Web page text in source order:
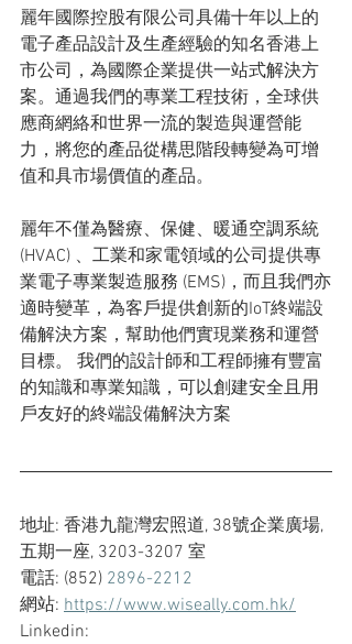
麗年國際控股有限公司具備十年以上的
電子產品設計及生產經驗的知名香港上
市公司，為國際企業提供一站式解決方
案。通過我們的專業工程技術，全球供
應商網絡和世界一流的製造與運營能
力，將您的產品從構思階段轉變為可增
值和具市場價值的產品。
麗年不僅為醫療、保健、暖通空調系統
(HVAC) 、工業和家電領域的公司提供專
業電子專業製造服務 (EMS)，而且我們亦
適時變革，為客戶提供創新的IoT終端設
備解決方案，幫助他們實現業務和運營
目標。 我們的設計師和工程師擁有豐富
的知識和專業知識，可以創建安全且用
戶友好的終端設備解決方案
地址: 香港九龍灣宏照道, 38號企業廣場,
五期一座, 3203-3207 室
電話: (852) 2896-2212
網站: https://www.wiseally.com.hk/
Linkedin: